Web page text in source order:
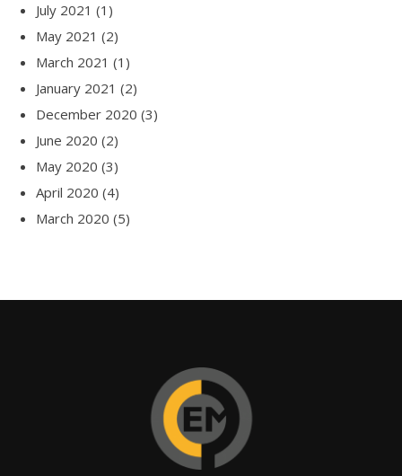
July 2021 (1)
May 2021 (2)
March 2021 (1)
January 2021 (2)
December 2020 (3)
June 2020 (2)
May 2020 (3)
April 2020 (4)
March 2020 (5)